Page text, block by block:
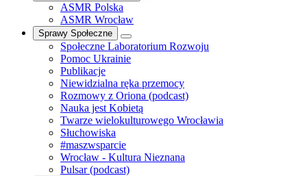
ASMR Polska
ASMR Wrocław
Sprawy Społeczne
Społeczne Laboratorium Rozwoju
Pomoc Ukrainie
Publikacje
Niewidzialna ręka przemocy
Rozmowy z Oriona (podcast)
Nauka jest Kobietą
Twarze wielokulturowego Wrocławia
Słuchowiska
#maszwsparcie
Wrocław - Kultura Nieznana
Pulsar (podcast)